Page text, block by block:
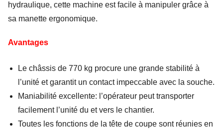
hydraulique, cette machine est facile à manipuler grâce à
sa manette ergonomique.
Avantages
Le châssis de 770 kg procure une grande stabilité à
l’unité et garantit un contact impeccable avec la souche.
Maniabilité excellente: l’opérateur peut transporter
facilement l’unité du et vers le chantier.
Toutes les fonctions de la tête de coupe sont réunies en